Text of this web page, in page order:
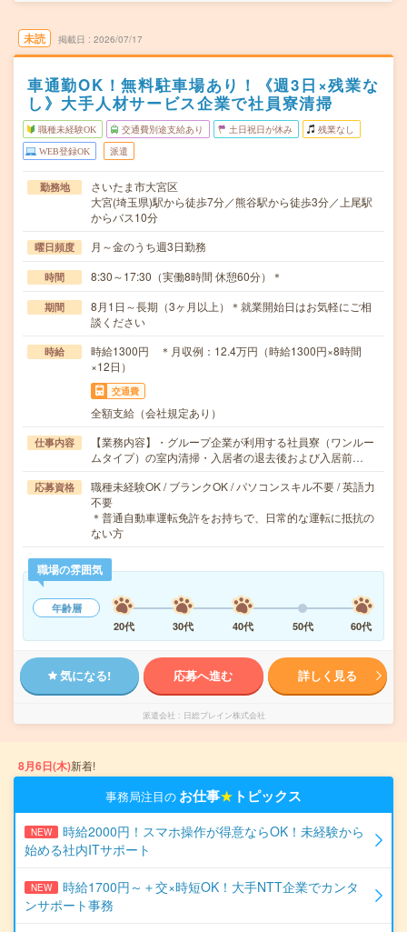
未読 掲載日 2026/07/17
車通勤OK！無料駐車場あり！《週3日×残業な
し》大手人材サービス企業で社員寮清掃
職種未経験OK 交通費別途支給あり 土日祝日が休み 残業なし
WEB登録OK 派遣
勤務地
さいたま市大宮区
大宮(埼玉県)駅から徒歩7分／熊谷駅から徒歩3分／上尾駅
からバス10分
曜日頻度 月～金のうち週3日勤務
時間 8:30～17:30（実働8時間 休憩60分）＊
期間
8月1日～長期（3ヶ月以上）＊就業開始日はお気軽にご相
談ください
時給
時給1300円 ＊月収例：12.4万円（時給1300円×8時間
×12日）
交通費
全額支給（会社規定あり）
仕事内容
【業務内容】・グループ企業が利用する社員寮（ワンルー
ムタイプ）の室内清掃・入居者の退去後および入居前…
応募資格
職種未経験OK / ブランクOK / パソコンスキル不要 / 英語力
不要
＊普通自動車運転免許をお持ちで、日常的な運転に抵抗の
ない方
職場の雰囲気
年齢層
20代
30代 40代 50代 60代
気になる! 応募へ進む 詳しく見る
派遣会社 日総ブレイン株式会社
8月6日(木)新着!
事務局注目の お仕事★ トピックス
NEW
時給2000円！スマホ操作が得意ならOK！未経験から
始める社内ITサポート
NEW
時給1700円～＋交×時短OK！大手NTT企業でカンタ
ンサポート事務